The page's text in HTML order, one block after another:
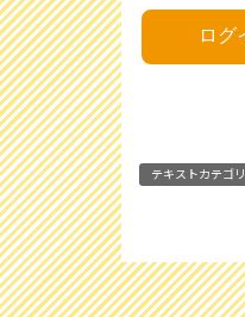
テキストカテゴリ